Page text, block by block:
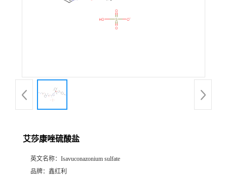
艾莎康唑硫酸盐
英文名称： Isavuconazonium sulfate
品牌： 鑫红利